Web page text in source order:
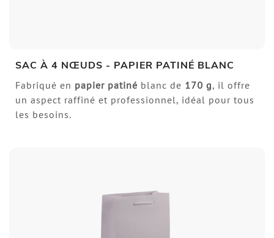
SAC À 4 NŒUDS - PAPIER PATINÉ BLANC
Fabriqué en papier patiné blanc de 170 g , il offre
un aspect raffiné et professionnel, idéal pour tous
les besoins.